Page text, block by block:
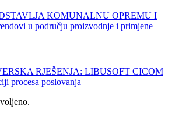
KOMUNALNU OPREMU I
u području proizvodnje i primjene
RJEŠENJA: LIBUSOFT CICOM
procesa poslovanja